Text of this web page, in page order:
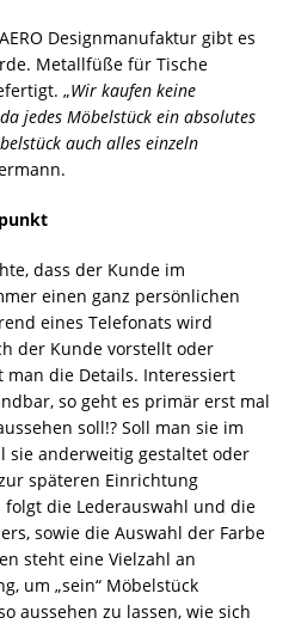
Designmanufaktur gibt es
Metallfüße für Tische
„Wir kaufen keine
jedes Möbelstück ein absolutes
auch alles einzeln
dass der Kunde im
einen ganz persönlichen
eines Telefonats wird
der Kunde vorstellt oder
die Details. Interessiert
so geht es primär erst mal
soll!? Soll man sie im
sie anderweitig gestaltet oder
späteren Einrichtung
folgt die Lederauswahl und die
sowie die Auswahl der Farbe
steht eine Vielzahl an
um „sein“ Möbelstück
aussehen zu lassen, wie sich